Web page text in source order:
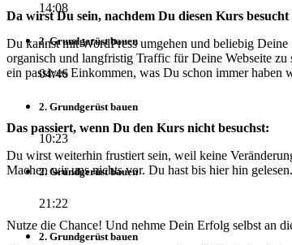
Da wirst Du sein, nachdem Du diesen Kurs besucht
Du kannst mit WordPress umgehen und beliebig
organisch und langfristig Traffic für Deine Webseite
ein passives Einkommen, was Du schon immer haben
Das passiert, wenn Du den Kurs nicht besuchst:
Du wirst weiterhin frustiert sein, weil keine
Machen wir uns nichts vor. Du hast bis hier hin
Nutze die Chance! Und nehme Dein Erfolg selbst an
14:08
2. Grundgerüst bauen
04:46
2. Grundgerüst bauen
10:23
2. Grundgerüst bauen
21:22
2. Grundgerüst bauen